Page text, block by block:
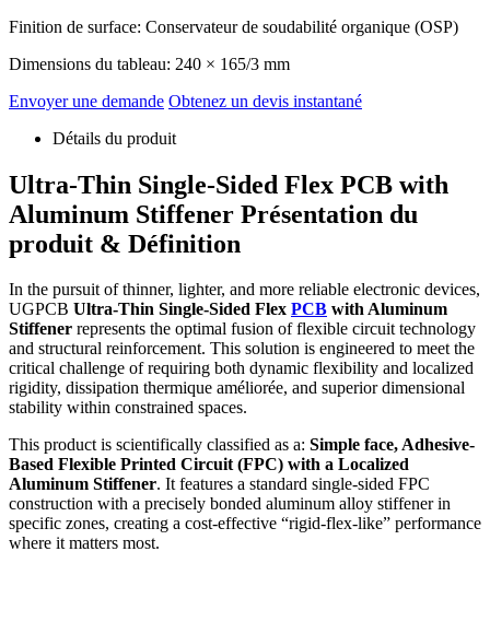
Finition de surface: Conservateur de soudabilité organique (OSP)
Dimensions du tableau: 240 × 165/3 mm
Envoyer une demande Obtenez un devis instantané
Détails du produit
Ultra-Thin Single-Sided Flex PCB with
Aluminum Stiffener Présentation du
produit & Définition
In the pursuit of thinner, lighter, and more reliable electronic devices,
UGPCB Ultra-Thin Single-Sided Flex PCB with Aluminum
Stiffener represents the optimal fusion of flexible circuit technology
and structural reinforcement. This solution is engineered to meet the
critical challenge of requiring both dynamic flexibility and localized
rigidity, dissipation thermique améliorée, and superior dimensional
stability within constrained spaces.
This product is scientifically classified as a: Simple face,Adhesive-
Based Flexible Printed Circuit(FPC) with a Localized
Aluminum Stiffener. It features a standard single-sided FPC
construction with a precisely bonded aluminum alloy stiffener in
specific zones, creating a cost-effective “rigid-flex-like” performance
where it matters most.